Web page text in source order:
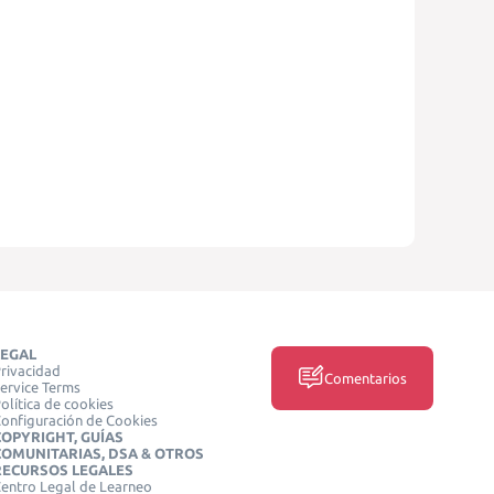
Terms
de cookies
de Cookies
GUÍAS
DSA & OTROS
LEGALES
Legal de Learneo
Comentarios